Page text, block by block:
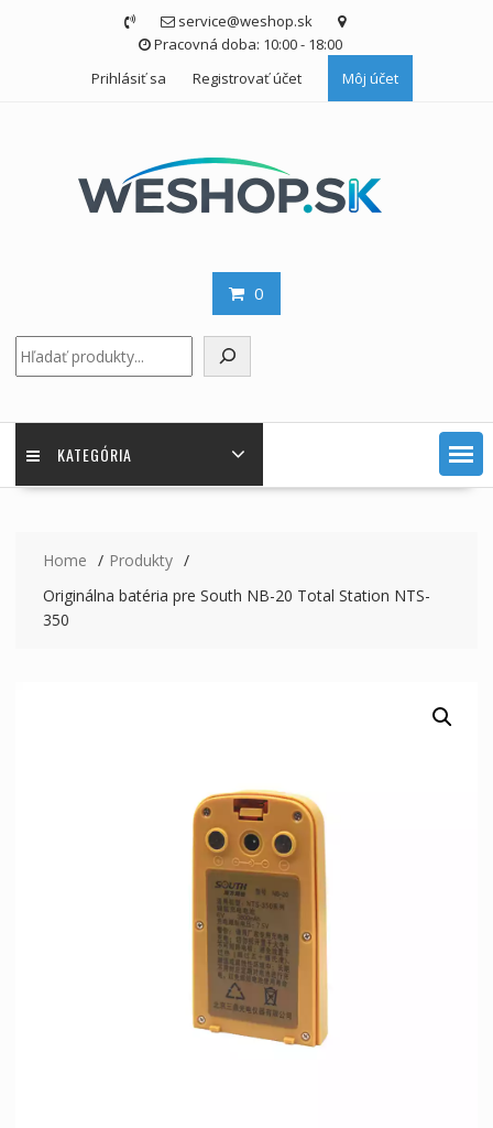
service@weshop.sk
Pracovná doba: 10:00 - 18:00
Prihlásiť sa
Registrovať účet Môj účet
0
KATEGÓRIA
Home
Produkty
Originálna batéria pre South NB-20 Total Station NTS-
350